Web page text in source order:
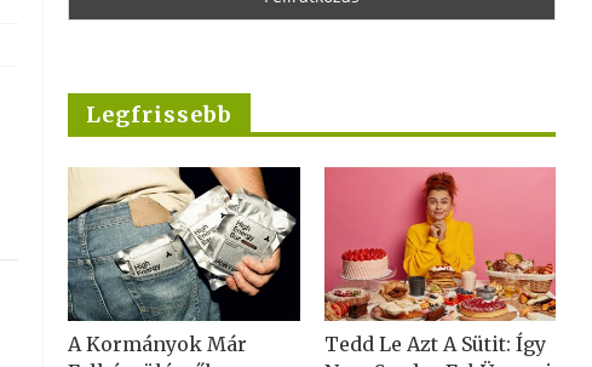
Legfrissebb
A Kormányok Már
Tedd Le Azt A Sütit: Így